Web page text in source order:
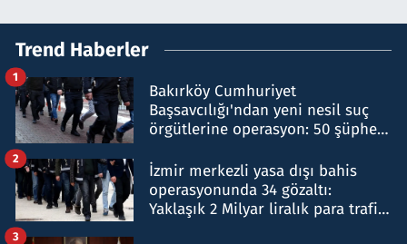
Trend Haberler
Bakırköy Cumhuriyet
Başsavcılığı'ndan yeni nesil suç
örgütlerine operasyon: 50 şüpheli
1
İzmir merkezli yasa dışı bahis
operasyonunda 34 gözaltı:
Yaklaşık 2 Milyar liralık para trafiği
2
3